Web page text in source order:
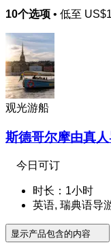
10个选项 • 低至
观光游船
斯德哥尔摩由真
今日可订
时长：1小时
英语, 瑞典语导
显示产品包含的内容